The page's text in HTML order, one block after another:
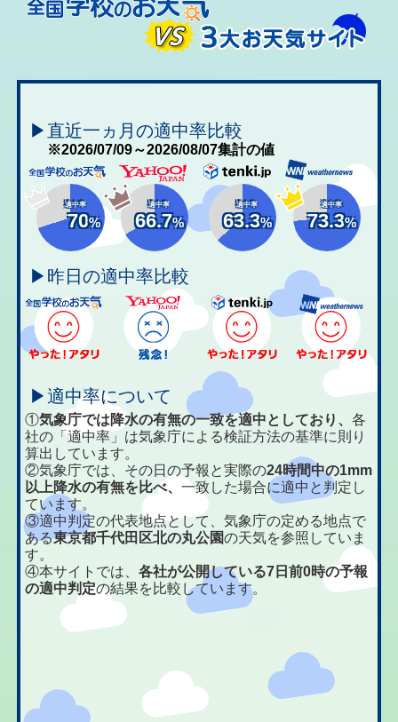
▶直近一ヵ月の適中率比較
※2026/07/09～2026/08/07集計の値
適中率
70%
適中率
66.7%
適中率
63.3%
適中率
73.3%
▶昨日の適中率比較
▶適中率について
①気象庁では降水の有無の一致を適中としており、各
社の「適中率」は気象庁による検証方法の基準に則り
算出しています。
②気象庁では、その日の予報と実際の24時間中の1mm
以上降水の有無を比べ、一致した場合に適中と判定し
ています。
③適中判定の代表地点として、気象庁の定める地点で
ある東京都千代田区北の丸公園の天気を参照していま
す。
④本サイトでは、各社が公開している7日前0時の予報
の適中判定の結果を比較しています。